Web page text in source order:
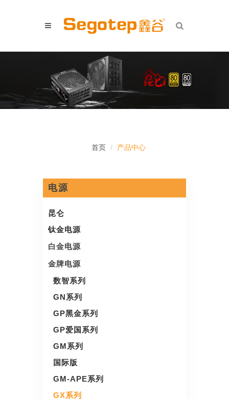
首页 产品中心
电源
昆仑
钛金电源
白金电源
金牌电源
数智系列
GN系列
GP黑金系列
GP爱国系列
GM系列
国际版
GM-APE系列
GX系列